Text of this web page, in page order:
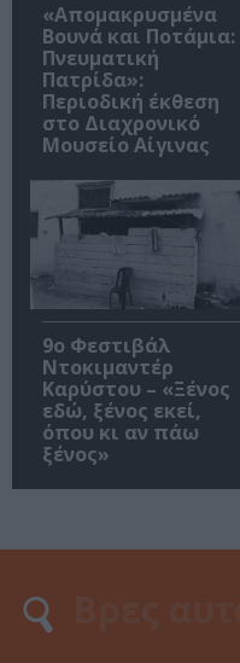
«Απομακρυσμένα
Βουνά και Ποτάμια:
Πνευματική
Πατρίδα»:
Περιοδική έκθεση
στο Διαχρονικό
Μουσείο Αίγινας
9ο Φεστιβάλ
Ντοκιμαντέρ
Καρύστου – «Ξένος
εδώ, ξένος εκεί,
όπου κι αν πάω
ξένος»